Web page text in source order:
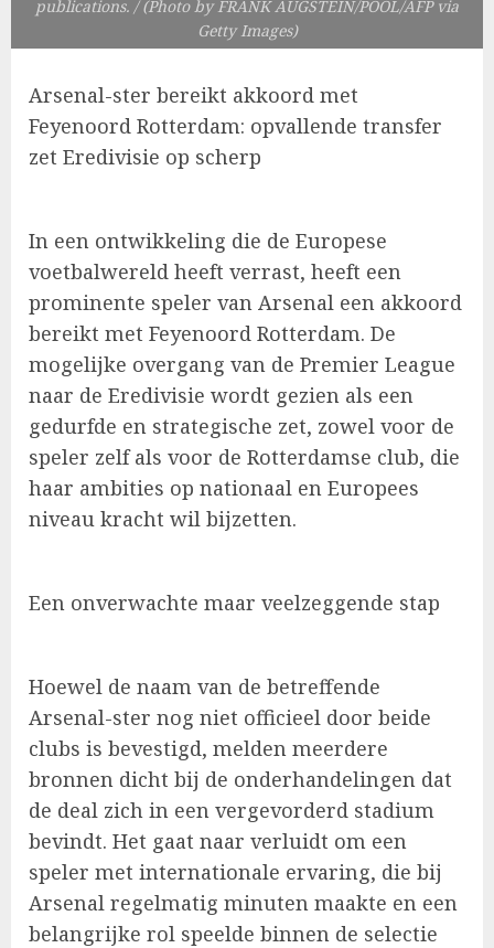
publications. / (Photo by FRANK AUGSTEIN/POOL/AFP via
Getty Images)
Arsenal-ster bereikt akkoord met
Feyenoord Rotterdam: opvallende transfer
zet Eredivisie op scherp
In een ontwikkeling die de Europese
voetbalwereld heeft verrast, heeft een
prominente speler van Arsenal een akkoord
bereikt met Feyenoord Rotterdam. De
mogelijke overgang van de Premier League
naar de Eredivisie wordt gezien als een
gedurfde en strategische zet, zowel voor de
speler zelf als voor de Rotterdamse club, die
haar ambities op nationaal en Europees
niveau kracht wil bijzetten.
Een onverwachte maar veelzeggende stap
Hoewel de naam van de betreffende
Arsenal-ster nog niet officieel door beide
clubs is bevestigd, melden meerdere
bronnen dicht bij de onderhandelingen dat
de deal zich in een vergevorderd stadium
bevindt. Het gaat naar verluidt om een
speler met internationale ervaring, die bij
Arsenal regelmatig minuten maakte en een
belangrijke rol speelde binnen de selectie